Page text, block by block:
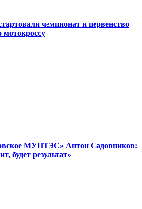
чемпионат и первенство
мотокроссу
МУПТЭС» Антон Садовников:
будет результат»